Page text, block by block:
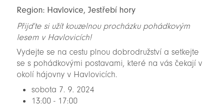
Region: Havlovice, Jestřebí hory
Přijďte si užít kouzelnou procházku pohádkovým
lesem v Havlovicích!
Vydejte se na cestu plnou dobrodružství a setkejte
se s pohádkovými postavami, které na vás čekají v
okolí hájovny v Havlovicích.
sobota 7. 9. 2024
13:00 - 17:00